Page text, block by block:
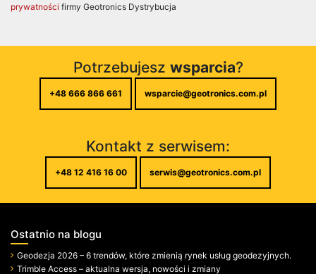
prywatności firmy Geotronics Dystrybucja
Potrzebujesz wsparcia?
+48 666 866 661 wsparcie@geotronics.com.pl
Kontakt z serwisem:
+48 12 416 16 00 serwis@geotronics.com.pl
Ostatnio na blogu
Geodezja 2026 – 6 trendów, które zmienią rynek usług geodezyjnych.
Trimble Access – aktualna wersja, nowości i zmiany